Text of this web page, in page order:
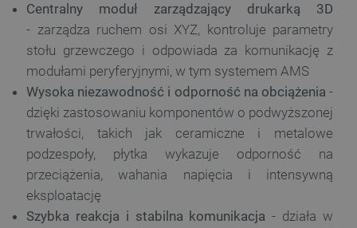
Centralny moduł zarządzający drukarką 3D
- zarządza ruchem osi XYZ, kontroluje parametry
stołu grzewczego i odpowiada za komunikację z
modułami peryferyjnymi, w tym systemem AMS
Wysoka niezawodność i odporność na obciążenia -
dzięki zastosowaniu komponentów o podwyższonej
trwałości, takich jak ceramiczne i metalowe
podzespoły, płytka wykazuje odporność na
przeciążenia, wahania napięcia i intensywną
eksploatację
Szybka reakcja i stabilna komunikacja - działa w